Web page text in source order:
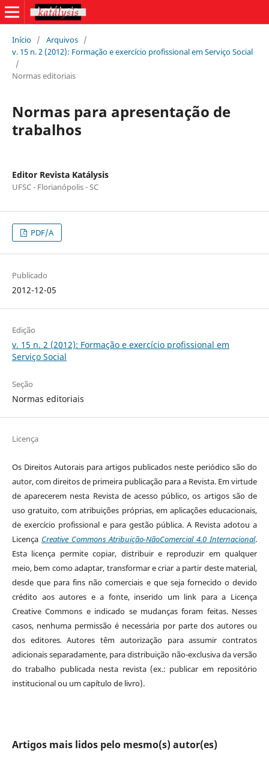
Início / Arquivos /
v. 15 n. 2 (2012): Formação e exercício profissional em Serviço Social
/
Normas editoriais
Normas para apresentação de
trabalhos
Editor Revista Katálysis
UFSC - Florianópolis - SC
PDF/A
Publicado
2012-12-05
Edição
v. 15 n. 2 (2012): Formação e exercício profissional em
Serviço Social
Seção
Normas editoriais
Licença
Os Direitos Autorais para artigos publicados neste periódico são do
autor, com direitos de primeira publicação para a Revista. Em virtude
de aparecerem nesta Revista de acesso público, os artigos são de
uso gratuito, com atribuições próprias, em aplicações educacionais,
de exercício profissional e para gestão pública. A Revista adotou a
Licença Creative Commons Atribuição-NãoComercial 4.0 Internacional.
Esta licença permite copiar, distribuir e reproduzir em qualquer
meio, bem como adaptar, transformar e criar a partir deste material,
desde que para fins não comerciais e que seja fornecido o devido
crédito aos autores e a fonte, inserido um link para a Licença
Creative Commons e indicado se mudanças foram feitas. Nesses
casos, nenhuma permissão é necessária por parte dos autores ou
dos editores.Autores têm autorização para assumir contratos
adicionais separadamente, para distribuição não-exclusiva da versão
do trabalho publicada nesta revista (ex.: publicar em repositório
institucional ou um capítulo de livro).
Artigos mais lidos pelo mesmo(s) autor(es)